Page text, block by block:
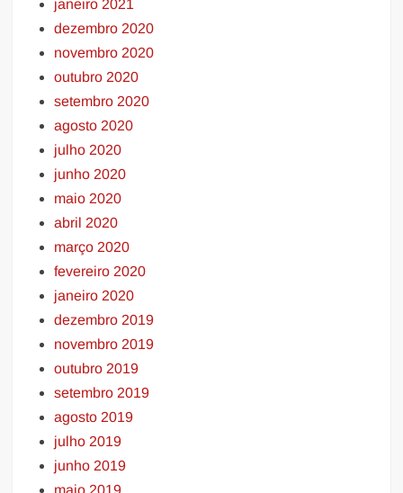
janeiro 2021
dezembro 2020
novembro 2020
outubro 2020
setembro 2020
agosto 2020
julho 2020
junho 2020
maio 2020
abril 2020
março 2020
fevereiro 2020
janeiro 2020
dezembro 2019
novembro 2019
outubro 2019
setembro 2019
agosto 2019
julho 2019
junho 2019